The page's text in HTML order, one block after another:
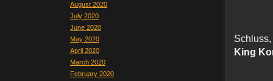
August 2020
July 2020
June 2020
May 2020
April 2020
March 2020
February 2020
King